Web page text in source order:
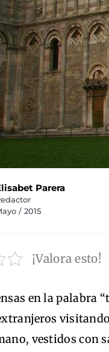
Parera
/ 2015
¡Valora esto!
en la palabra
vestidos con